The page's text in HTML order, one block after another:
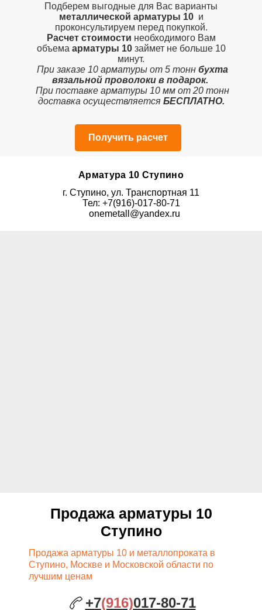
Подберем выгодные для Вас варианты
металлической арматуры 10 и
проконсультируем перед покупкой.
Расчет стоимости необходимого Вам
объема арматуры 10займет не больше 10
минут.
При заказе 10 арматуры от 5 тонн бухта
вязальной проволоки в подарок.
При поставке арматуры 10 мм от 20 тонн
доставка осуществляется БЕСПЛАТНО.
Получить расчет
Арматура 10 Ступино
г. Ступино, ул. Транспортная 11
Тел: +7(916)-017-80-71
onemetall@yandex.ru
Продажа арматуры 10
Ступино
Продажа арматуры 10 и металлопроката в
Ступино, Москве и Московской области по
лучшим ценам
+7(916)017-80-71